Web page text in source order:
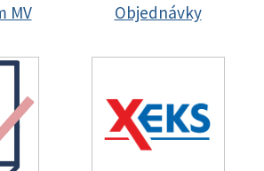
MV
Objednávky